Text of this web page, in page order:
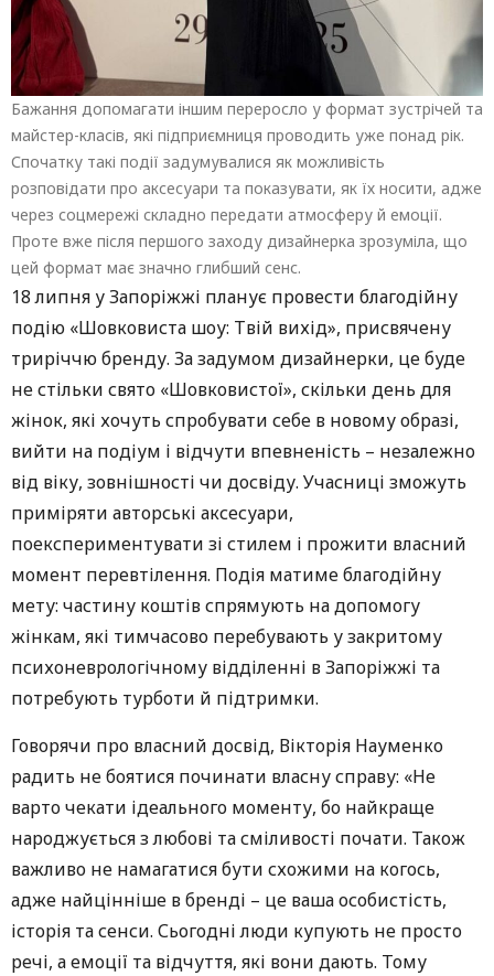
Бажання допомагати іншим переросло у формат зустрічей та
майстер-класів, які підприємниця проводить уже понад рік.
Спочатку такі події задумувалися як можливість
розповідати про аксесуари та показувати, як їх носити, адже
через соцмережі складно передати атмосферу й емоції.
Проте вже після першого заходу дизайнерка зрозуміла, що
цей формат має значно глибший сенс.
18 липня у Запоріжжі планує провести благодійну
подію «Шовковиста шоу: Твій вихід», присвячену
триріччю бренду. За задумом дизайнерки, це буде
не стільки свято «Шовковистої», скільки день для
жінок, які хочуть спробувати себе в новому образі,
вийти на подіум і відчути впевненість – незалежно
від віку, зовнішності чи досвіду. Учасниці зможуть
приміряти авторські аксесуари,
поекспериментувати зі стилем і прожити власний
момент перевтілення. Подія матиме благодійну
мету: частину коштів спрямують на допомогу
жінкам, які тимчасово перебувають у закритому
психоневрологічному відділенні в Запоріжжі та
потребують турботи й підтримки.
Говорячи про власний досвід, Вікторія Науменко
радить не боятися починати власну справу: «Не
варто чекати ідеального моменту, бо найкраще
народжується з любові та сміливості почати. Також
важливо не намагатися бути схожими на когось,
адже найцінніше в бренді – це ваша особистість,
історія та сенси. Сьогодні люди купують не просто
речі, а емоції та відчуття, які вони дають. Тому